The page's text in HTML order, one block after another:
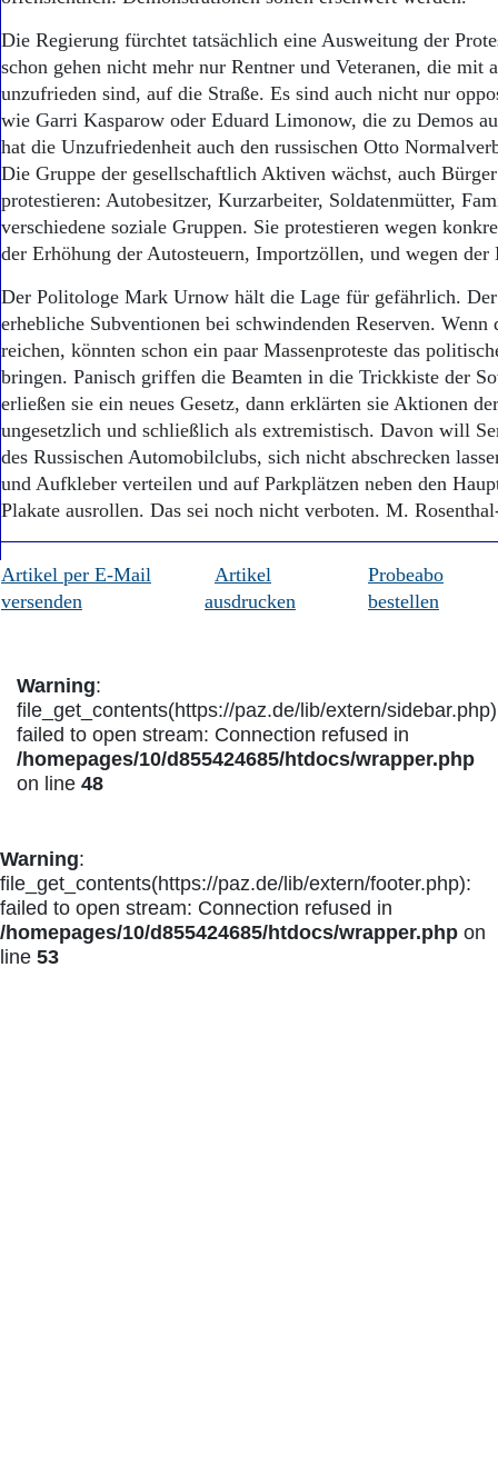
Die Regierung fürchtet tatsächlich eine Ausweitung der
schon gehen nicht mehr nur Rentner und Veteranen, die mit
unzufrieden sind, auf die Straße. Es sind auch nicht nur
wie Garri Kasparow oder Eduard Limonow, die zu Demos
hat die Unzufriedenheit auch den russischen Otto
Die Gruppe der gesellschaftlich Aktiven wächst, auch
protestieren: Autobesitzer, Kurzarbeiter, Soldatenmütter,
verschiedene soziale Gruppen. Sie protestieren wegen
der Erhöhung der Autosteuern, Importzöllen, und wegen der
Der Politologe Mark Urnow hält die Lage für gefährlich. Der
erhebliche Subventionen bei schwindenden Reserven.
reichen, könnten schon ein paar Massenproteste das
bringen. Panisch griffen die Beamten in die Trickkiste der
erließen sie ein neues Gesetz, dann erklärten sie Aktionen
ungesetzlich und schließlich als extremistisch. Davon will
des Russischen Automobilclubs, sich nicht abschrecken
und Aufkleber verteilen und auf Parkplätzen neben den
Plakate ausrollen. Das sei noch nicht verboten. M.
Artikel per E-Mail
versenden
Artikel
ausdrucken
Probeabo
bestellen
Warning:
file_get_contents(https://paz.de/lib/extern/
failed to open stream: Connection refused in
/homepages/10/d855424685/htdocs/wrapper.php
on line 48
Warning:
file_get_contents(https://paz.de/lib/extern/footer.php):
failed to open stream: Connection refused in
/homepages/10/d855424685/htdocs/wrapper.php on
line 53